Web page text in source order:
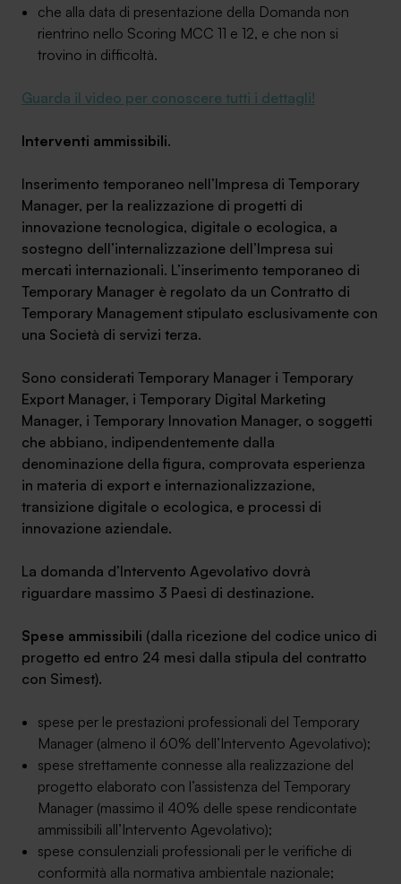
all'Oam n.M336
che alla data di presentazione della Domanda non
rientrino nello Scoring MCC 11 e 12, e che non si
trovino in difficoltà.
Guarda il video per conoscere tutti i dettagli!
Interventi ammissibili.
Inserimento temporaneo nell’Impresa di Temporary
Manager, per la realizzazione di progetti di
innovazione tecnologica, digitale o ecologica, a
sostegno dell’internalizzazione dell’Impresa sui
mercati internazionali. L’inserimento temporaneo di
Temporary Manager è regolato da un Contratto di
Temporary Management stipulato esclusivamente con
una Società di servizi terza.
Sono considerati Temporary Manager i Temporary
Export Manager, i Temporary Digital Marketing
Manager, i Temporary Innovation Manager, o soggetti
che abbiano, indipendentemente dalla
denominazione della figura, comprovata esperienza
in materia di export e internazionalizzazione,
transizione digitale o ecologica, e processi di
innovazione aziendale.
La domanda d’Intervento Agevolativo dovrà
riguardare massimo 3 Paesi di destinazione.
Spese ammissibili (dalla ricezione del codice unico di
progetto ed entro 24 mesi dalla stipula del contratto
con Simest).
spese per le prestazioni professionali del Temporary
Manager (almeno il 60% dell’Intervento Agevolativo);
spese strettamente connesse alla realizzazione del
progetto elaborato con l’assistenza del Temporary
Manager (massimo il 40% delle spese rendicontate
ammissibili all’Intervento Agevolativo);
spese consulenziali professionali per le verifiche di
conformità alla normativa ambientale nazionale;